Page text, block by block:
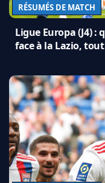
RÉSUMÉS DE MATCH
Ligue Europa (J4)
face à la Lazio,